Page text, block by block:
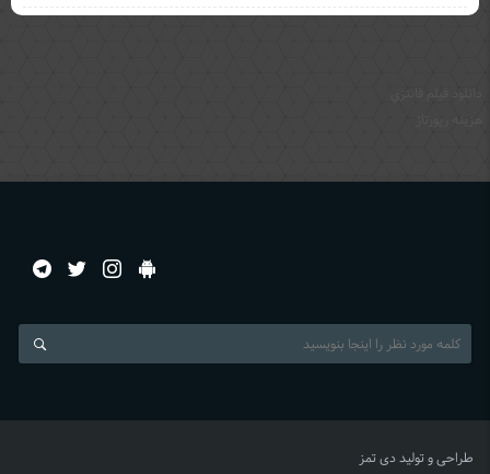
دانلود فيلم فانتزي
هزینه رپورتاژ
طراحی و تولیددی تمز